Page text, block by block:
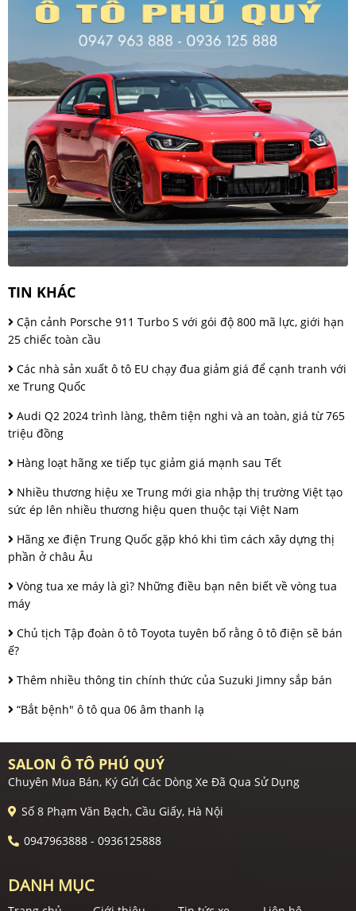
TIN KHÁC
Cận cảnh Porsche 911 Turbo S với gói độ 800 mã lực, giới hạn
25 chiếc toàn cầu
Các nhà sản xuất ô tô EU chạy đua giảm giá để cạnh tranh với
xe Trung Quốc
Audi Q2 2024 trình làng, thêm tiện nghi và an toàn, giá từ 765
triệu đồng
Hàng loạt hãng xe tiếp tục giảm giá mạnh sau Tết
Nhiều thương hiệu xe Trung mới gia nhập thị trường Việt tạo
sức ép lên nhiều thương hiệu quen thuộc tại Việt Nam
Hãng xe điện Trung Quốc gặp khó khi tìm cách xây dựng thị
phần ở châu Âu
Vòng tua xe máy là gì? Những điều bạn nên biết về vòng tua
máy
Chủ tịch Tập đoàn ô tô Toyota tuyên bố rằng ô tô điện sẽ bán
ế?
Thêm nhiều thông tin chính thức của Suzuki Jimny sắp bán
“Bắt bệnh" ô tô qua 06 âm thanh lạ
SALON Ô TÔ PHÚ QUÝ
Chuyên Mua Bán, Ký Gửi Các Dòng Xe Đã Qua Sử Dụng
Số 8 Phạm Văn Bạch, Cầu Giấy, Hà Nội
0947963888 - 0936125888
DANH MỤC